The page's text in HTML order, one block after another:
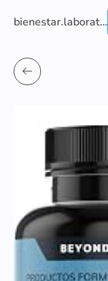
bienestar.laboratoriocliniconsb.com